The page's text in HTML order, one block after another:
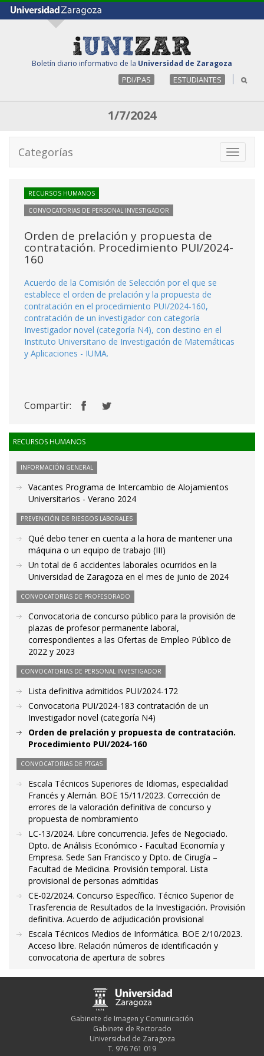
Boletín diario informativo de la Universidad de Zaragoza
PDI/PAS ESTUDIANTES
1/7/2024
Toggle
Categorías
RECURSOS HUMANOS
CONVOCATORIAS DE PERSONAL INVESTIGADOR
Orden de prelación y propuesta de
contratación. Procedimiento PUI/2024-
160
Acuerdo de la Comisión de Selección por el que se
establece el orden de prelación y la propuesta de
contratación en el procedimiento PUI/2024-160,
contratación de un investigador con categoría
Investigador novel (categoría N4), con destino en el
Instituto Universitario de Investigación de Matemáticas
y Aplicaciones - IUMA.
Compartir:
RECURSOS HUMANOS
INFORMACIÓN GENERAL
Vacantes Programa de Intercambio de Alojamientos
Universitarios - Verano 2024
PREVENCIÓN DE RIESGOS LABORALES
Qué debo tener en cuenta a la hora de mantener una
máquina o un equipo de trabajo (III)
Un total de 6 accidentes laborales ocurridos en la
Universidad de Zaragoza en el mes de junio de 2024
CONVOCATORIAS DE PROFESORADO
Convocatoria de concurso público para la provisión de
plazas de profesor permanente laboral,
correspondientes a las Ofertas de Empleo Público de
2022 y 2023
CONVOCATORIAS DE PERSONAL INVESTIGADOR
Lista definitiva admitidos PUI/2024-172
Convocatoria PUI/2024-183 contratación de un
Investigador novel (categoría N4)
Orden de prelación y propuesta de contratación.
Procedimiento PUI/2024-160
CONVOCATORIAS DE PTGAS
Escala Técnicos Superiores de Idiomas, especialidad
Francés y Alemán. BOE 15/11/2023. Corrección de
errores de la valoración definitiva de concurso y
propuesta de nombramiento
LC-13/2024. Libre concurrencia. Jefes de Negociado.
Dpto. de Análisis Económico - Facultad Economía y
Empresa. Sede San Francisco y Dpto. de Cirugía –
Facultad de Medicina. Provisión temporal. Lista
provisional de personas admitidas
CE-02/2024. Concurso Específico. Técnico Superior de
Trasferencia de Resultados de la Investigación. Provisión
definitiva. Acuerdo de adjudicación provisional
Escala Técnicos Medios de Informática. BOE 2/10/2023.
Acceso libre. Relación números de identificación y
convocatoria de apertura de sobres
Gabinete de Imagen y Comunicación
Gabinete de Rectorado
Universidad de Zaragoza
T. 976 761 019